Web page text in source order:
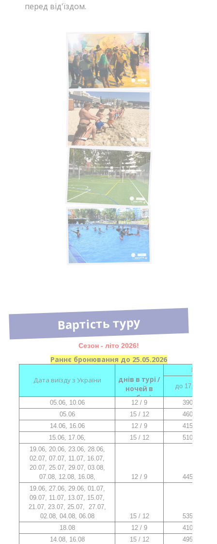
перед від'їздом.
Вартість туру
Сезон - літо 2026!
Раннє бронювання до 25.05.2026
Дата виїзду з України
днів в турі /
ночей в
таборі
до 17,99
05.06, 10.06 12 / 9
390
05.06
15 / 12
460
14.06, 16.06
12 / 9
415
15.06, 17.06,
15 / 12
510
19.06, 20.06, 23.06, 28.06,
02.07, 07.07, 11.07, 16.07,
20.07, 25.07, 29.07, 03.08,
07.08, 12.08, 16.08,
12 / 9
445
19.06, 27.06, 29.06, 01.07,
09.07, 11.07, 13.07, 15.07,
21.07, 23.07, 25.07, 27.07,
02.08, 04.08, 06.08
15 / 12
535
18.08
12 / 9
410
14.08, 16.08
15 / 12
495